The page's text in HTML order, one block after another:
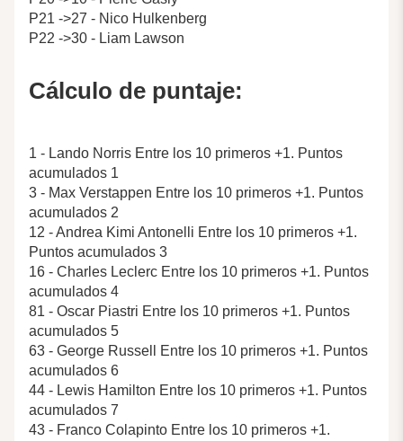
P21 ->27 - Nico Hulkenberg
P22 ->30 - Liam Lawson
Cálculo de puntaje:
1 - Lando Norris Entre los 10 primeros +1. Puntos
acumulados 1
3 - Max Verstappen Entre los 10 primeros +1. Puntos
acumulados 2
12 - Andrea Kimi Antonelli Entre los 10 primeros +1.
Puntos acumulados 3
16 - Charles Leclerc Entre los 10 primeros +1. Puntos
acumulados 4
81 - Oscar Piastri Entre los 10 primeros +1. Puntos
acumulados 5
63 - George Russell Entre los 10 primeros +1. Puntos
acumulados 6
44 - Lewis Hamilton Entre los 10 primeros +1. Puntos
acumulados 7
43 - Franco Colapinto Entre los 10 primeros +1.